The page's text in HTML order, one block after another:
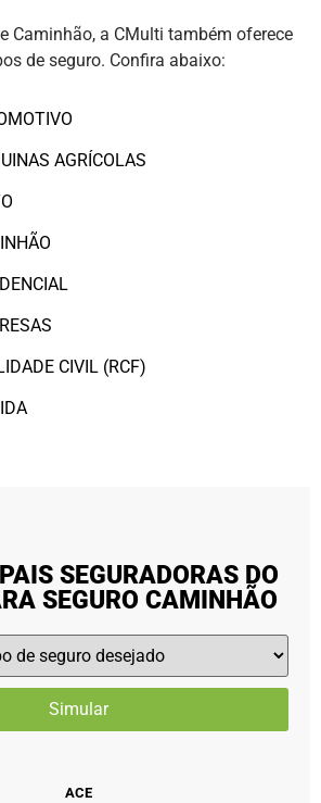
Caminhão, a CMulti também oferece
de seguro. Confira abaixo:
AGRÍCOLAS
CIVIL (RCF)
SEGURADORAS DO
SEGURO CAMINHÃO
ACE